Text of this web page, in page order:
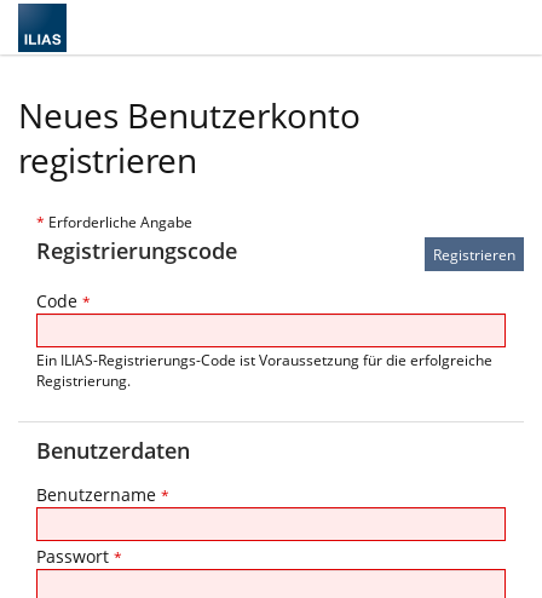
Neues Benutzerkonto
registrieren
* Erforderliche Angabe
Registrierungscode
Code *
Ein ILIAS-Registrierungs-Code ist Voraussetzung für die erfolgreiche
Registrierung.
Benutzerdaten
Benutzername *
Passwort *